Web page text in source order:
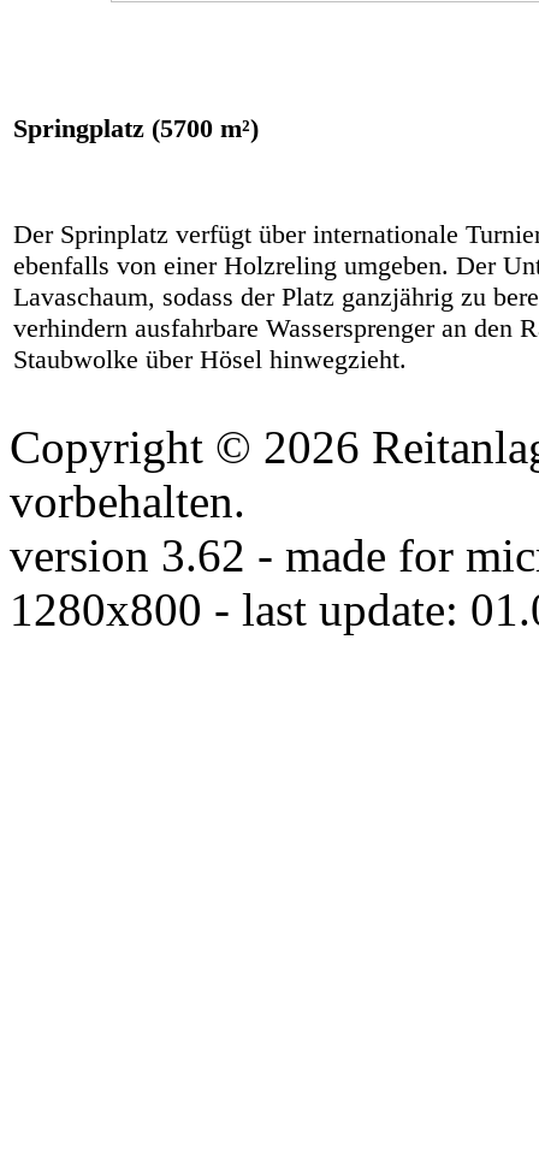
Springplatz (5700 m²)
Der Sprinplatz verfügt über internationale
ebenfalls von einer Holzreling umgeben. Der
Lavaschaum, sodass der Platz ganzjährig zu
verhindern ausfahrbare Wassersprenger an den
Staubwolke über Hösel hinwegzieht.
Copyright © 2026
vorbehalten.
version 3.62 - made for
1280x800 - last update: